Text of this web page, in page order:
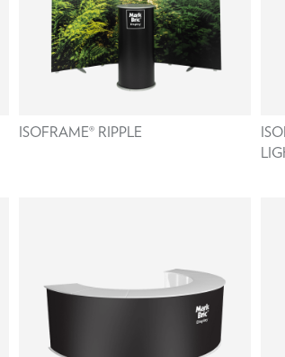
ISOFRAME® RIPPLE